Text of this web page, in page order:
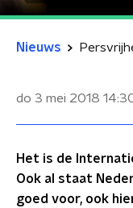
Nieuws
do 3 mei 2018
Het is de
Ook al staat
goed voor, ook